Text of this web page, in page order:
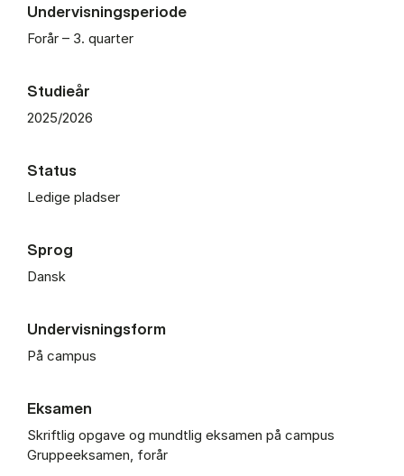
Undervisningsperiode
Forår – 3. quarter
Studieår
2025/2026
Status
Ledige pladser
Sprog
Dansk
Undervisningsform
På campus
Eksamen
Skriftlig opgave og mundtlig eksamen på campus
Gruppeeksamen, forår